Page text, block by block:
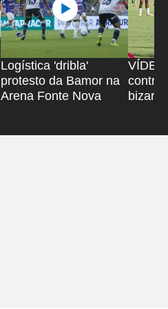
Logística 'dribla'
protesto da Bamor na
Arena Fonte Nova
contra